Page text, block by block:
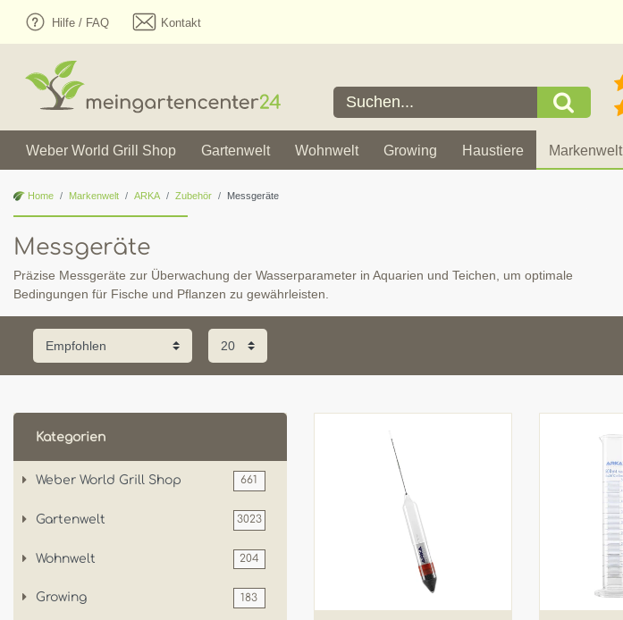
Hilfe / FAQ Kontakt
Weber World Grill Shop Gartenwelt Wohnwelt Growing Haustiere Markenwelt
Home Markenwelt ARKA Zubehör Messgeräte
Messgeräte
Präzise Messgeräte zur Überwachung der Wasserparameter in Aquarien und Teichen, um optimale
Bedingungen für Fische und Pflanzen zu gewährleisten.
Kategorien
Weber World Grill Shop 661
Gartenwelt 3023
Wohnwelt 204
Growing 183